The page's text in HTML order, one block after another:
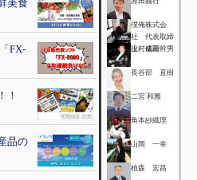
美食
FX-
！
品の
僕俺株式会
社 代表取締
役 成田幹男
上村修基
長谷部 直樹
二宮 和雅
角本紗織理
山岡 一幸
植森 宏昌